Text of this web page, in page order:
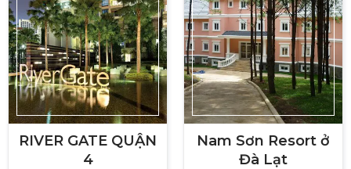
RIVER GATE QUẬN
4
Nam Sơn Resort ở
Đà Lạt